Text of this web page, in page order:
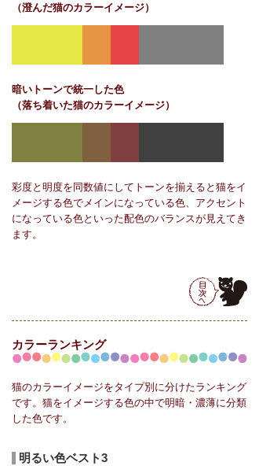
（澄んだ猫のカラーイメージ）
暗いトーンで統一した色
（落ち着いた猫のカラーイメージ）
彩度と明度を同数値にしてトーンを揃えると猫をイ
メージする色でメインになっている色、アクセント
になっている色といった配色のバランスが見えてき
ます。
カラーランキング
猫のカラーイメージをタイプ別に分けたランキング
です。猫をイメージする色の中で明暗・濃薄に分類
した色です。
明るい色ベスト3